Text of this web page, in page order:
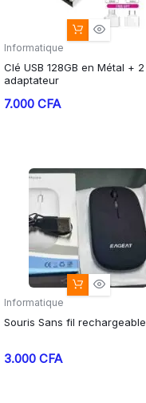
Informatique
Clé USB 128GB en Métal + 2
adaptateur
7.000 CFA
Informatique
Souris Sans fil rechargeable
3.000 CFA